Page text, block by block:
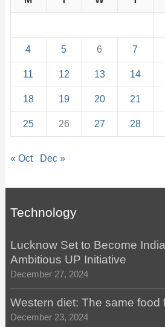
4 5 6 7
11 12 13 14
18 19 20 21
25 26 27 28
« Oct Dec »
Technology
Lucknow Set to Become
Ambitious UP Initiative
December 27, 2024
Western diet: The same food
December 23, 2024